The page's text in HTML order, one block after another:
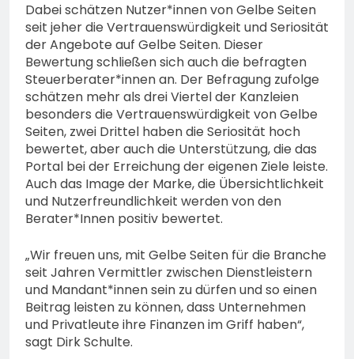
Dabei schätzen Nutzer*innen von Gelbe Seiten
seit jeher die Vertrauenswürdigkeit und Seriosität
der Angebote auf Gelbe Seiten. Dieser
Bewertung schließen sich auch die befragten
Steuerberater*innen an. Der Befragung zufolge
schätzen mehr als drei Viertel der Kanzleien
besonders die Vertrauenswürdigkeit von Gelbe
Seiten, zwei Drittel haben die Seriosität hoch
bewertet, aber auch die Unterstützung, die das
Portal bei der Erreichung der eigenen Ziele leiste.
Auch das Image der Marke, die Übersichtlichkeit
und Nutzerfreundlichkeit werden von den
Berater*Innen positiv bewertet.
„Wir freuen uns, mit Gelbe Seiten für die Branche
seit Jahren Vermittler zwischen Dienstleistern
und Mandant*innen sein zu dürfen und so einen
Beitrag leisten zu können, dass Unternehmen
und Privatleute ihre Finanzen im Griff haben“,
sagt Dirk Schulte.